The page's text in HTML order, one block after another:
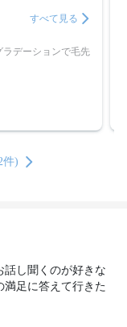
すべて見る
件)
話し聞くのが好きな
満足に答えて行きた